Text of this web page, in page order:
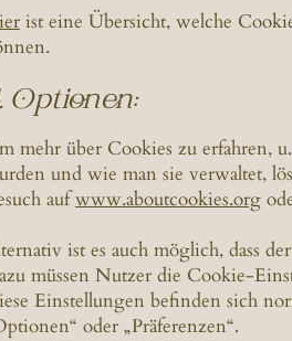
ist eine Übersicht, welche
Optionen:
mehr über Cookies zu erfahren,
und wie man sie verwaltet,
aufwww.aboutcookies.org
ist es auch möglich, dass
müssen Nutzer die Cookie-
Einstellungen befinden sich
oder „Präferenzen“.